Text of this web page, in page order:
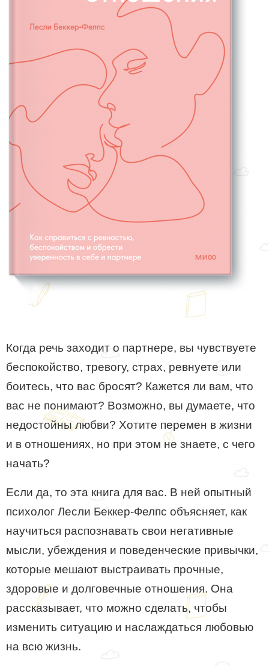
Когда речь заходит о партнере, вы чувствуете
беспокойство, тревогу, страх, ревнуете или
боитесь, что вас бросят? Кажется ли вам, что
вас не понимают? Возможно, вы думаете, что
недостойны любви? Хотите перемен в жизни
и в отношениях, но при этом не знаете, с чего
начать?
Если да, то эта книга для вас. В ней опытный
психолог Лесли Беккер-Фелпс объясняет, как
научиться распознавать свои негативные
мысли, убеждения и поведенческие привычки,
которые мешают выстраивать прочные,
здоровые и долговечные отношения. Она
рассказывает, что можно сделать, чтобы
изменить ситуацию и наслаждаться любовью
на всю жизнь.